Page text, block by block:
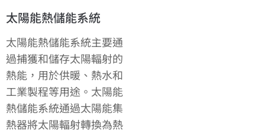
太陽能熱儲能系統
太陽能熱儲能系統主要通
過捕獲和儲存太陽輻射的
熱能，用於供暖、熱水和
工業製程等用途。太陽能
熱儲能系統通過太陽能集
熱器將太陽輻射轉換為熱